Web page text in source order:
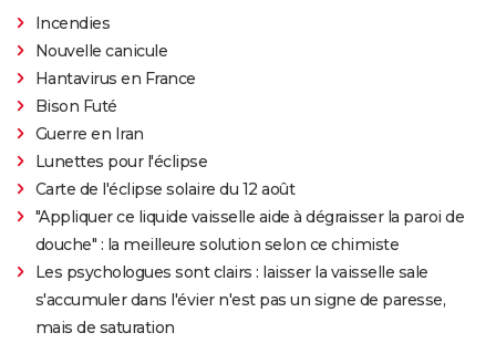
Incendies
Nouvelle canicule
Hantavirus en France
Bison Futé
Guerre en Iran
Lunettes pour l'éclipse
Carte de l'éclipse solaire du 12 août
"Appliquer ce liquide vaisselle aide à dégraisser la paroi de
douche" : la meilleure solution selon ce chimiste
Les psychologues sont clairs : laisser la vaisselle sale
s'accumuler dans l'évier n'est pas un signe de paresse,
mais de saturation